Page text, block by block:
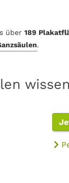
über 189
.